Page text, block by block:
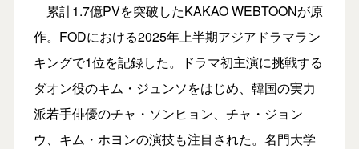
累計1.7億PVを突破したKAKAO WEBTOONが原
作。FODにおける2025年上半期アジアドラマラン
キングで1位を記録した。ドラマ初主演に挑戦する
ダオン役のキム・ジュンソをはじめ、韓国の実力
派若手俳優のチャ・ソンヒョン、チャ・ジョン
ウ、キム・ホヨンの演技も注目された。名門大学